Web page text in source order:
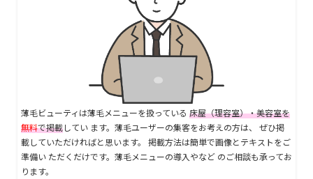
薄毛ビューティは薄毛メニューを扱っている 床屋（理容室）・美容室を
無料で掲載してい ます。薄毛ユーザーの集客をお考えの方は、 ぜひ掲
載していただければと思います。 掲載方法は簡単で画像とテキストをご
準備い ただくだけです。薄毛メニューの導入やなど のご相談も承ってお
ります。